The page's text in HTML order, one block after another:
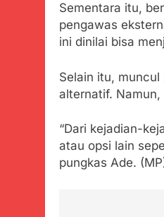
Sementara itu,
pengawas
ini dinilai bisa
Selain itu,
alternatif.
“Dari kejadian-
atau opsi lain
pungkas Ade.